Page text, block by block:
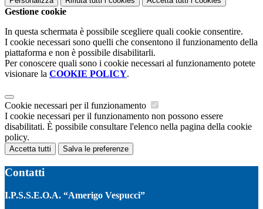
Gestione cookie
In questa schermata è possibile scegliere quali cookie consentire.
I cookie necessari sono quelli che consentono il funzionamento della
piattaforma e non è possibile disabilitarli.
Per conoscere quali sono i cookie necessari al funzionamento potete
visionare la COOKIE POLICY.
Cookie necessari per il funzionamento
I cookie necessari per il funzionamento non possono essere
disabilitati. È possibile consultare l'elenco nella pagina della cookie
policy.
Accetta tutti Salva le preferenze
Contatti
I.P.S.S.E.O.A. “Amerigo Vespucci”